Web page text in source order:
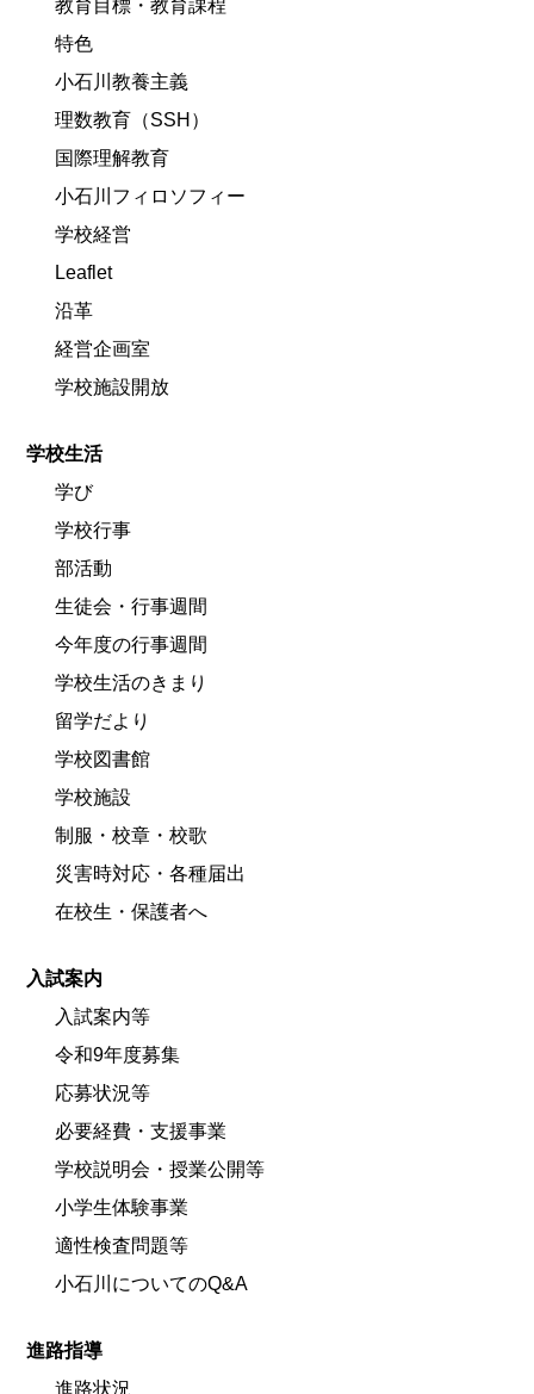
教育目標・教育課程
特色
小石川教養主義
理数教育（SSH）
国際理解教育
小石川フィロソフィー
学校経営
Leaflet
沿革
経営企画室
学校施設開放
学校生活
学び
学校行事
部活動
生徒会・行事週間
今年度の行事週間
学校生活のきまり
留学だより
学校図書館
学校施設
制服・校章・校歌
災害時対応・各種届出
在校生・保護者へ
入試案内
入試案内等
令和9年度募集
応募状況等
必要経費・支援事業
学校説明会・授業公開等
小学生体験事業
適性検査問題等
小石川についてのQ&A
進路指導
進路状況